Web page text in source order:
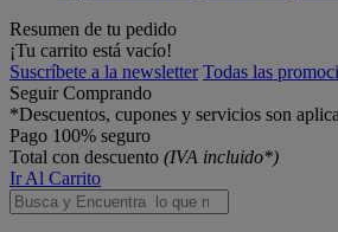
Resumen de tu pedido
¡Tu carrito está vacío!
Suscríbete a la newsletter Todas las
Seguir Comprando
*Descuentos, cupones y servicios son
Pago 100% seguro
Total con descuento (IVA incluido*)
Ir Al Carrito